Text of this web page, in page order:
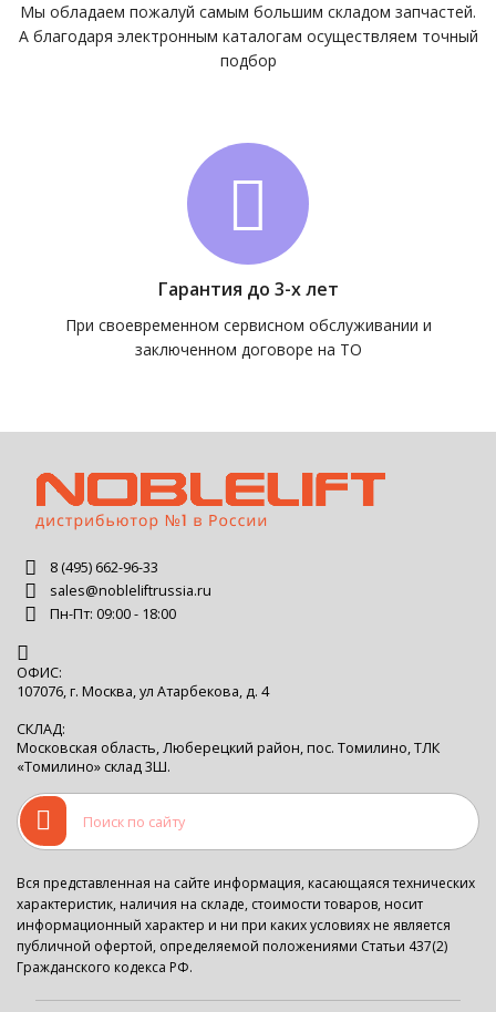
Мы обладаем пожалуй самым большим складом запчастей.
А благодаря электронным каталогам осуществляем точный
подбор
Гарантия до 3-х лет
При своевременном сервисном обслуживании и
заключенном договоре на ТО
8 (495) 662-96-33
sales@nobleliftrussia.ru
Пн-Пт: 09:00 - 18:00
ОФИС:
107076, г. Москва, ул Атарбекова, д. 4
СКЛАД:
Московская область, Люберецкий район, пос. Томилино, ТЛК
«Томилино» склад 3Ш.
Вся представленная на сайте информация, касающаяся технических
характеристик, наличия на складе, стоимости товаров, носит
информационный характер и ни при каких условиях не является
публичной офертой, определяемой положениями Статьи 437(2)
Гражданского кодекса РФ.